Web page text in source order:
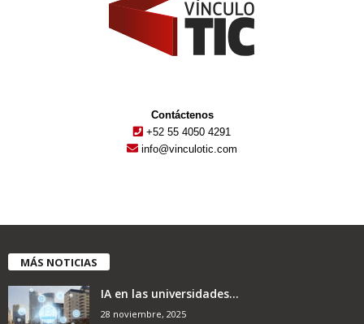
Contáctenos
+52 55 4050 4291
info@vinculotic.com
MÁS NOTICIAS
IA en las universidades...
28 noviembre, 2025